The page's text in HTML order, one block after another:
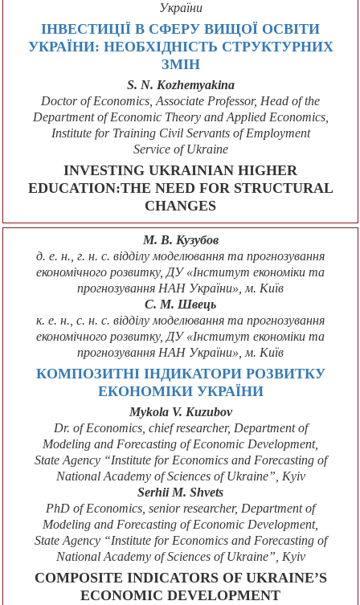
України
ІНВЕСТИЦІЇ В СФЕРУ ВИЩОЇ ОСВІТИ
УКРАЇНИ: НЕОБХІДНІСТЬ СТРУКТУРНИХ
ЗМІН
S. N. Kozhemyakina
Doctor of Economics, Associate Professor, Head of the
Department of Economic Theory and Applied Economics,
Institute for Training Civil Servants of Employment
Service of Ukraine
INVESTING UKRAINIAN HIGHER
EDUCATION:THE NEED FOR STRUCTURAL
CHANGES
М. В. Кузубов
д. е. н., г. н. с. відділу моделювання та прогнозування
економічного розвитку, ДУ «Інститут економіки та
прогнозування НАН України», м. Київ
С. М. Швець
к. е. н., с. н. с. відділу моделювання та прогнозування
економічного розвитку, ДУ «Інститут економіки та
прогнозування НАН України», м. Київ
КОМПОЗИТНІ ІНДИКАТОРИ РОЗВИТКУ
ЕКОНОМІКИ УКРАЇНИ
Mykola V. Kuzubov
Dr. of Economics, chief researcher, Department of
Modeling and Forecasting of Economic Development,
State Agency “Institute for Economics and Forecasting of
National Academy of Sciences of Ukraine”, Kyiv
Serhii M. Shvets
PhD of Economics, senior researcher, Department of
Modeling and Forecasting of Economic Development,
State Agency “Institute for Economics and Forecasting of
National Academy of Sciences of Ukraine”, Kyiv
COMPOSITE INDICATORS OF UKRAINE’S
ECONOMIC DEVELOPMENT